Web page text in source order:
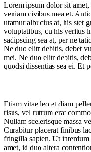
Lorem ipsum dolor sit
veniam civibus mea et.
utamur albucius at, his stet
voluptatibus, cu his veritus
sadipscing sea at, per ne
Ne duo elitr debitis, debet
mei. Ne duo elitr debitis,
quodsi dissentias sea ei. Et
Etiam vitae leo et diam
risus, vel rutrum erat
Nullam scelerisque massa
Curabitur placerat finibus
fringilla sapien. Ut
amet, id duo altera